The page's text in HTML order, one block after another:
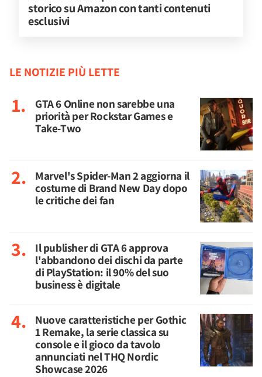
storico su Amazon con tanti contenuti
esclusivi
LE NOTIZIE PIÙ LETTE
GTA 6 Online non sarebbe una
priorità per Rockstar Games e
Take-Two
Marvel's Spider-Man 2 aggiorna il
costume di Brand New Day dopo
le critiche dei fan
Il publisher di GTA 6 approva
l'abbandono dei dischi da parte
di PlayStation: il 90% del suo
business è digitale
Nuove caratteristiche per Gothic
1 Remake, la serie classica su
console e il gioco da tavolo
annunciati nel THQ Nordic
Showcase 2026